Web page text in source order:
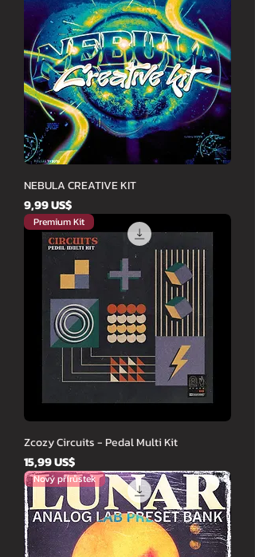
NEBULA CREATIVE KIT
Cena
9,99 US$
Premium Kit
Zcozy Circuits - Pedal Multi Kit
Cena
15,99 US$
Nový přírůstek